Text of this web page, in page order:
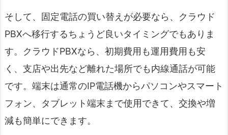
そして、固定電話の買い替えが必要なら、クラウド
PBXへ移行するちょうど良いタイミングでもありま
す。クラウドPBXなら、初期費用も運用費用も安
く、支店や出先など離れた場所でも内線通話が可能
です。端末は通常のIP電話機からパソコンやスマート
フォン、タブレット端末まで使用できて、交換や増
減も簡単にできます。